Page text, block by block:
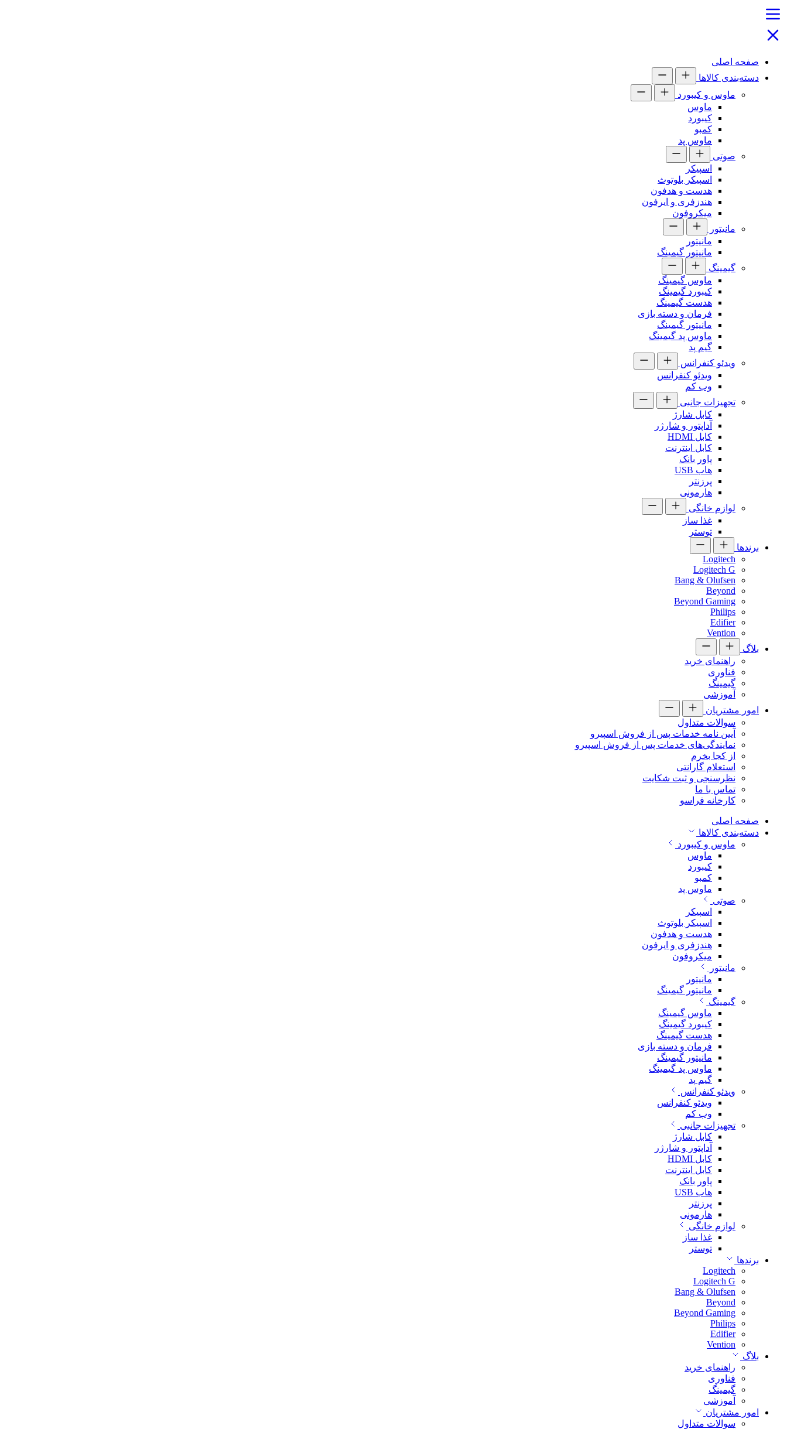
صفحه اصلی
دسته‌بندی کالاها
ماوس و کیبورد
ماوس
کیبورد
کمبو
ماوس پد
صوتی
اسپیکر
اسپیکر بلوتوث
هدست و هدفون
هندزفری و ایرفون
میکروفون
مانیتور
مانیتور
مانیتور گیمینگ
گیمینگ
ماوس گیمینگ
کیبورد گیمینگ
هدست گیمینگ
فرمان و دسته بازی
مانیتور گیمینگ
ماوس پد گیمینگ
گیم پد
ویدئو کنفرانس
ویدئو کنفرانس
وب کم
تجهیزات جانبی
کابل شارژ
آداپتور و شارژر
کابل HDMI
کابل اینترنت
پاور بانک
هاب USB
پرزنتر
هارمونی
لوازم خانگی
غذا ساز
توستر
برندها
Logitech
Logitech G
Bang & Olufsen
Beyond
Beyond Gaming
Philips
Edifier
Vention
بلاگ
راهنمای خرید
فناوری
گیمینگ
آموزشی
امور مشتریان
سوالات متداول
آیین نامه خدمات پس از فروش اسپیرو
نمایندگی‌های خدمات پس از فروش اسپیرو
از کجا بخرم
استعلام گارانتی
نظرسنجی و ثبت شکایت
تماس با ما
کارخانه فراسو
صفحه اصلی
دسته‌بندی کالاها
ماوس و کیبورد
ماوس
کیبورد
کمبو
ماوس پد
صوتی
اسپیکر
اسپیکر بلوتوث
هدست و هدفون
هندزفری و ایرفون
میکروفون
مانیتور
مانیتور
مانیتور گیمینگ
گیمینگ
ماوس گیمینگ
کیبورد گیمینگ
هدست گیمینگ
فرمان و دسته بازی
مانیتور گیمینگ
ماوس پد گیمینگ
گیم پد
ویدئو کنفرانس
ویدئو کنفرانس
وب کم
تجهیزات جانبی
کابل شارژ
آداپتور و شارژر
کابل HDMI
کابل اینترنت
پاور بانک
هاب USB
پرزنتر
هارمونی
لوازم خانگی
غذا ساز
توستر
برندها
Logitech
Logitech G
Bang & Olufsen
Beyond
Beyond Gaming
Philips
Edifier
Vention
بلاگ
راهنمای خرید
فناوری
گیمینگ
آموزشی
امور مشتریان
سوالات متداول